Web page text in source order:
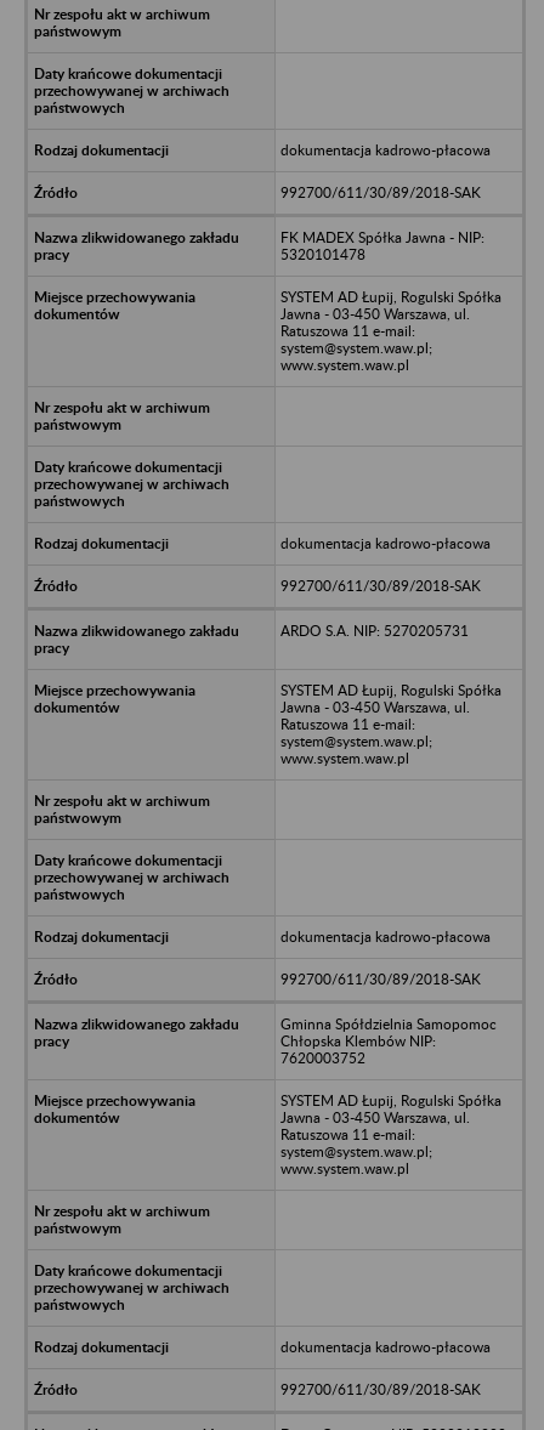
dokumentacja kadrowo-płacowa
992700/611/30/89/2018-SAK
FK MADEX Spółka Jawna - NIP:
5320101478
SYSTEM AD Łupij, Rogulski Spółka
Jawna - 03-450 Warszawa, ul.
Ratuszowa 11 e-mail:
system@system.waw.pl;
www.system.waw.pl
dokumentacja kadrowo-płacowa
992700/611/30/89/2018-SAK
ARDO S.A. NIP: 5270205731
SYSTEM AD Łupij, Rogulski Spółka
Jawna - 03-450 Warszawa, ul.
Ratuszowa 11 e-mail:
system@system.waw.pl;
www.system.waw.pl
dokumentacja kadrowo-płacowa
992700/611/30/89/2018-SAK
Gminna Spółdzielnia Samopomoc
Chłopska Klembów NIP:
7620003752
SYSTEM AD Łupij, Rogulski Spółka
Jawna - 03-450 Warszawa, ul.
Ratuszowa 11 e-mail:
system@system.waw.pl;
www.system.waw.pl
dokumentacja kadrowo-płacowa
992700/611/30/89/2018-SAK